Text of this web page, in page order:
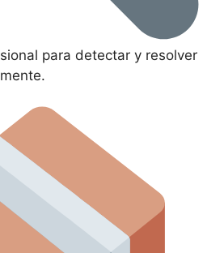
para detectar y resolver